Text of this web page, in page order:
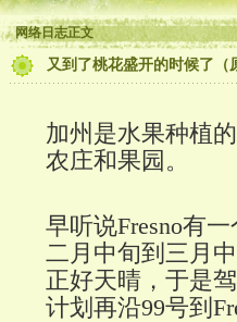
网络日志正文
又到了桃花盛开的时候了（
加州是水果种植
农庄和果园。
早听说Fresno有
二月中旬到三月
正好天晴，于是
计划再沿99号到